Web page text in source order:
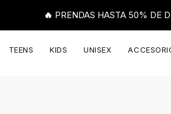
🔥 PRENDAS HASTA 50% DE
TEENS KIDS UNISEX